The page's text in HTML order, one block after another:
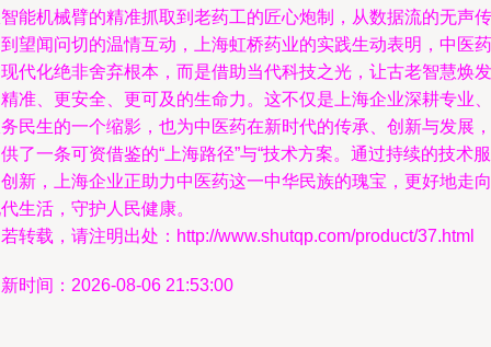
能机械臂的精准抓取到老药工的匠心炮制，从数据流的无声传
望闻问切的温情互动，上海虹桥药业的实践生动表明，中医药
代化绝非舍弃根本，而是借助当代科技之光，让古老智慧焕发
准、更安全、更可及的生命力。这不仅是上海企业深耕专业、
民生的一个缩影，也为中医药在新时代的传承、创新与发展，
了一条可资借鉴的“上海路径”与“技术方案。通过持续的技术服
新，上海企业正助力中医药这一中华民族的瑰宝，更好地走向
生活，守护人民健康。
转载，请注明出处：http://www.shutqp.com/product/37.html
时间：2026-08-06 21:53:00